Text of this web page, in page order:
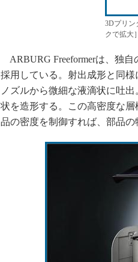
3Dプリン
クで拡大
ARBURG Freeformerは、独自
採用している。射出成形と同
ノズルから微細な液滴状に吐
状を造形する。この高密度な
品の密度を制御すれば、部品の